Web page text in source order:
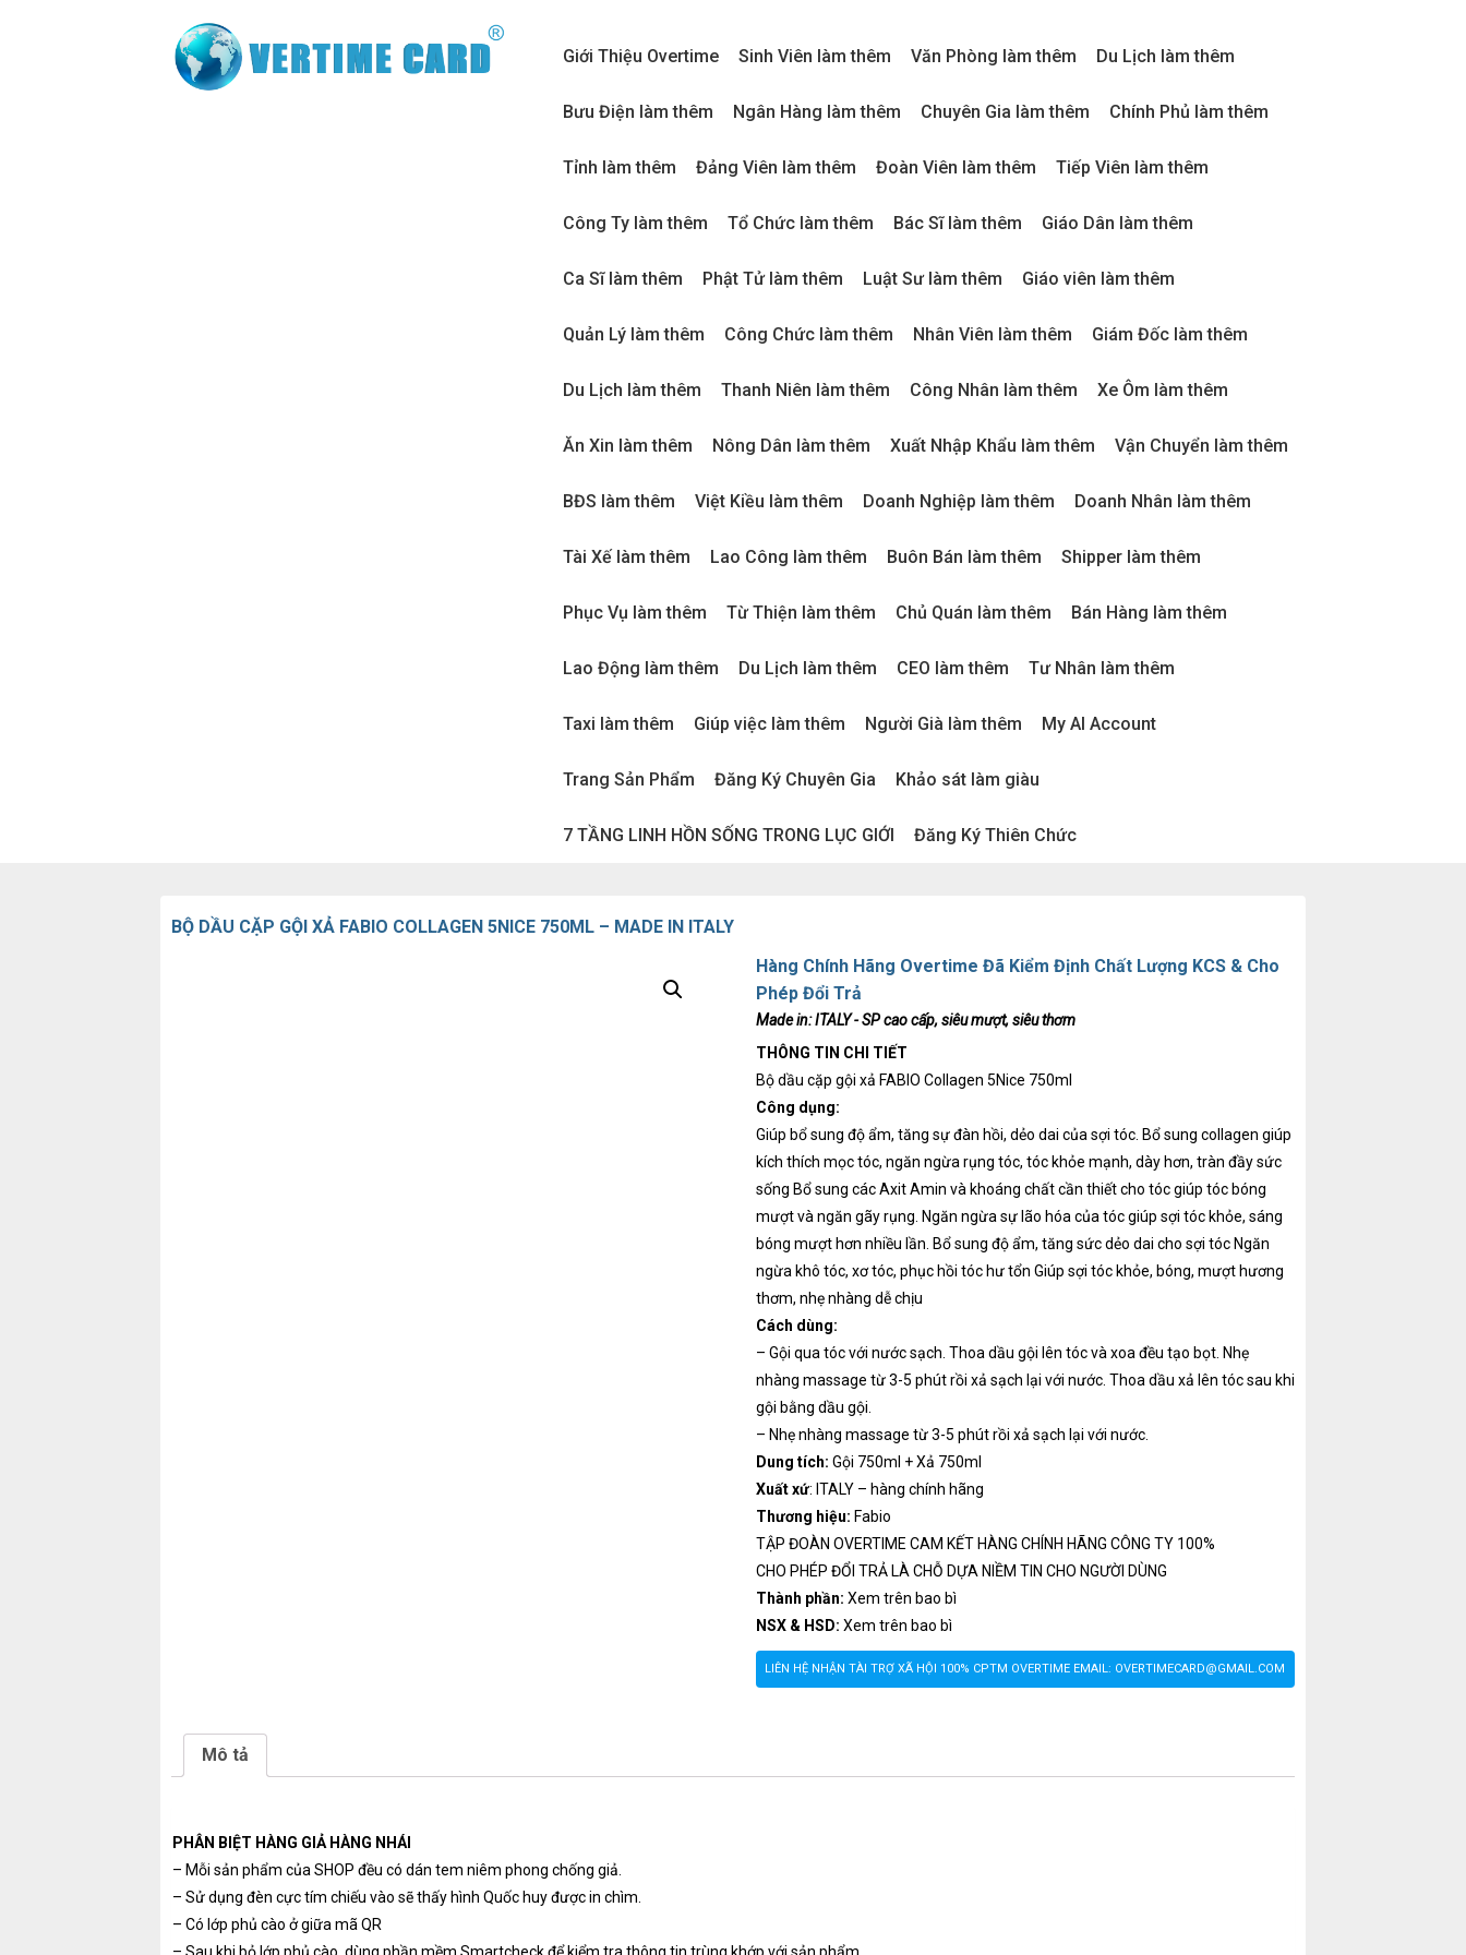
Giới Thiệu Overtime Sinh Viên làm thêm Văn Phòng làm thêm Du Lịch làm thêm
Bưu Điện làm thêm Ngân Hàng làm thêm Chuyên Gia làm thêm Chính Phủ làm thêm
Tỉnh làm thêm Đảng Viên làm thêm Đoàn Viên làm thêm Tiếp Viên làm thêm
Công Ty làm thêm Tổ Chức làm thêm Bác Sĩ làm thêm Giáo Dân làm thêm
Ca Sĩ làm thêm Phật Tử làm thêm Luật Sư làm thêm Giáo viên làm thêm
Quản Lý làm thêm Công Chức làm thêm Nhân Viên làm thêm Giám Đốc làm thêm
Du Lịch làm thêm Thanh Niên làm thêm Công Nhân làm thêm Xe Ôm làm thêm
Ăn Xin làm thêm Nông Dân làm thêm Xuất Nhập Khẩu làm thêm Vận Chuyển làm thêm
BĐS làm thêm Việt Kiều làm thêm Doanh Nghiệp làm thêm Doanh Nhân làm thêm
Tài Xế làm thêm Lao Công làm thêm Buôn Bán làm thêm Shipper làm thêm
Phục Vụ làm thêm Từ Thiện làm thêm Chủ Quán làm thêm Bán Hàng làm thêm
Lao Động làm thêm Du Lịch làm thêm CEO làm thêm Tư Nhân làm thêm
Taxi làm thêm Giúp việc làm thêm Người Già làm thêm My AI Account
Trang Sản Phẩm Đăng Ký Chuyên Gia Khảo sát làm giàu
7 TẦNG LINH HỒN SỐNG TRONG LỤC GIỚI Đăng Ký Thiên Chức
BỘ DẦU CẶP GỘI XẢ FABIO COLLAGEN 5NICE 750ML – MADE IN ITALY
Hàng Chính Hãng Overtime Đã Kiểm Định Chất Lượng KCS & Cho
Phép Đổi Trả
Made in:ITALY - SP cao cấp, siêu mượt, siêu thơm
THÔNG TIN CHI TIẾT
Bộ dầu cặp gội xả FABIO Collagen 5Nice 750ml
Công dụng:
Giúp bổ sung độ ẩm, tăng sự đàn hồi, dẻo dai của sợi tóc. Bổ sung collagen giúp
kích thích mọc tóc, ngăn ngừa rụng tóc, tóc khỏe mạnh, dày hơn, tràn đầy sức
sống Bổ sung các Axit Amin và khoáng chất cần thiết cho tóc giúp tóc bóng
mượt và ngăn gãy rụng. Ngăn ngừa sự lão hóa của tóc giúp sợi tóc khỏe, sáng
bóng mượt hơn nhiều lần. Bổ sung độ ẩm, tăng sức dẻo dai cho sợi tóc Ngăn
ngừa khô tóc, xơ tóc, phục hồi tóc hư tổn Giúp sợi tóc khỏe, bóng, mượt hương
thơm, nhẹ nhàng dễ chịu
Cách dùng:
– Gội qua tóc với nước sạch. Thoa dầu gội lên tóc và xoa đều tạo bọt. Nhẹ
nhàng massage từ 3-5 phút rồi xả sạch lại với nước. Thoa dầu xả lên tóc sau khi
gội bằng dầu gội.
– Nhẹ nhàng massage từ 3-5 phút rồi xả sạch lại với nước.
Dung tích: Gội 750ml + Xả 750ml
Xuất xứ: ITALY – hàng chính hãng
Thương hiệu: Fabio
TẬP ĐOÀN OVERTIME CAM KẾT HÀNG CHÍNH HÃNG CÔNG TY 100%
CHO PHÉP ĐỔI TRẢ LÀ CHỖ DỰA NIỀM TIN CHO NGƯỜI DÙNG
Thành phần: Xem trên bao bì
NSX & HSD: Xem trên bao bì
LIÊN HỆ NHẬN TÀI TRỢ XÃ HỘI 100% CPTM OVERTIME EMAIL: OVERTIMECARD@GMAIL.COM
Mô tả
PHÂN BIỆT HÀNG GIẢ HÀNG NHÁI
– Mỗi sản phẩm của SHOP đều có dán tem niêm phong chống giả.
– Sử dụng đèn cực tím chiếu vào sẽ thấy hình Quốc huy được in chìm.
– Có lớp phủ cào ở giữa mã QR